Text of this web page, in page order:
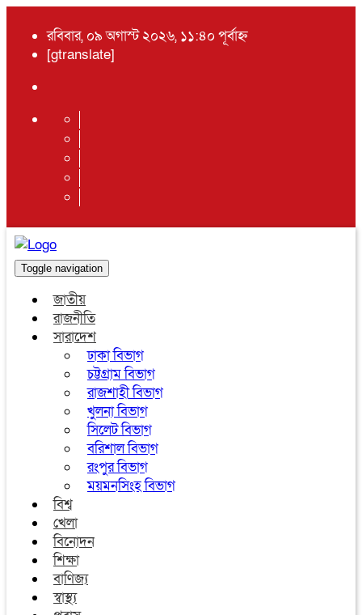
রবিবার, ০৯ অগাস্ট ২০২৬, ১১:৪০ পূর্বাহ্ন
[gtranslate]
Toggle navigation
জাতীয়
রাজনীতি
সারাদেশ
ঢাকা বিভাগ
চট্টগ্রাম বিভাগ
রাজশাহী বিভাগ
খুলনা বিভাগ
সিলেট বিভাগ
বরিশাল বিভাগ
রংপুর বিভাগ
ময়মনসিংহ বিভাগ
বিশ্ব
খেলা
বিনোদন
শিক্ষা
বাণিজ্য
স্বাস্থ্য